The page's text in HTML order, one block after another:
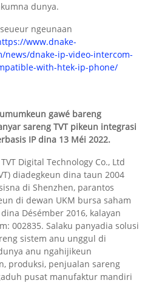
dunya.
ngeunaan
www.dnake-
news/dnake-ip-video-intercom-
with-htek-ip-phone/
gawé bareng
sareng TVT pikeun integrasi
IP dina 13 Méi 2022.
Digital Technology Co., Ltd
diadegkeun dina taun 2004
di Shenzhen, parantos
di dewan UKM bursa saham
Désémber 2016, kalayan
002835. Salaku panyadia solusi
sistem anu unggul di
anu ngahijikeun
produksi, penjualan sareng
pusat manufaktur mandiri